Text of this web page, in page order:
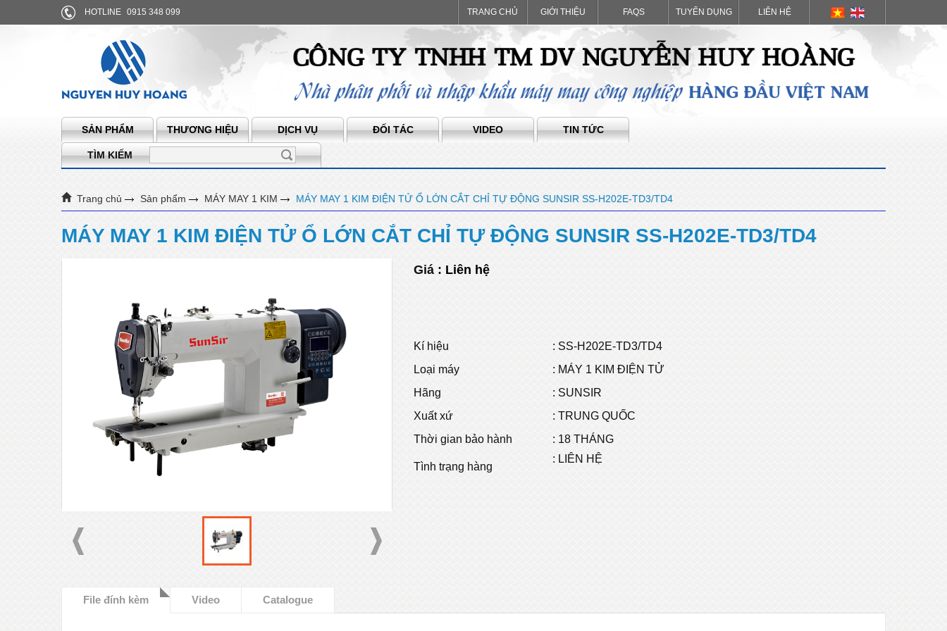
HOTLINE 0915 348 099 TRANG CHỦ GIỚI THIỆU FAQS TUYỂN DỤNG LIÊN HỆ
SẢN PHẨM THƯƠNG HIỆU DỊCH VỤ ĐỐI TÁC VIDEO TIN TỨC
TÌM KIẾM
Trang chủ Sản phẩm MÁY MAY 1 KIM MÁY MAY 1 KIM ĐIỆN TỬ Ổ LỚN CẮT CHỈ TỰ ĐỘNG SUNSIR SS-H202E-TD3/TD4
MÁY MAY 1 KIM ĐIỆN TỬ Ổ LỚN CẮT CHỈ TỰ ĐỘNG SUNSIR SS-H202E-TD3/TD4
Giá : Liên hệ
Kí hiệu
: SS-H202E-TD3/TD4
Loại máy
: MÁY 1 KIM ĐIỆN TỬ
Hãng
: SUNSIR
Xuất xứ
: TRUNG QUỐC
Thời gian bảo hành
: 18 THÁNG
Tình trạng hàng
: LIÊN HỆ
File đính kèm Video Catalogue